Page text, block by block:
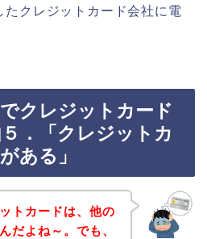
クレジットカード会社に電
クレジットカード
．「クレジットカ
ある」
トカードは、他の
だよね～。でも、